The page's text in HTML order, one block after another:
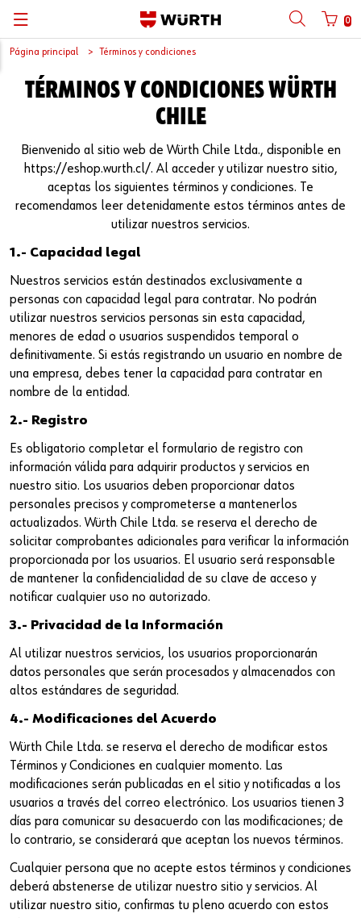
0
Página principal Términos y condiciones
TÉRMINOS Y CONDICIONES WÜRTH
CHILE
Bienvenido al sitio web de Würth Chile Ltda., disponible en
https://eshop.wurth.cl/. Al acceder y utilizar nuestro sitio,
aceptas los siguientes términos y condiciones. Te
recomendamos leer detenidamente estos términos antes de
utilizar nuestros servicios.
1.- Capacidad legal
Nuestros servicios están destinados exclusivamente a
personas con capacidad legal para contratar. No podrán
utilizar nuestros servicios personas sin esta capacidad,
menores de edad o usuarios suspendidos temporal o
definitivamente. Si estás registrando un usuario en nombre de
una empresa, debes tener la capacidad para contratar en
nombre de la entidad.
2.- Registro
Es obligatorio completar el formulario de registro con
información válida para adquirir productos y servicios en
nuestro sitio. Los usuarios deben proporcionar datos
personales precisos y comprometerse a mantenerlos
actualizados. Würth Chile Ltda. se reserva el derecho de
solicitar comprobantes adicionales para verificar la información
proporcionada por los usuarios. El usuario será responsable
de mantener la confidencialidad de su clave de acceso y
notificar cualquier uso no autorizado.
3.- Privacidad de la Información
Al utilizar nuestros servicios, los usuarios proporcionarán
datos personales que serán procesados y almacenados con
altos estándares de seguridad.
4.- Modificaciones del Acuerdo
Würth Chile Ltda. se reserva el derecho de modificar estos
Términos y Condiciones en cualquier momento. Las
modificaciones serán publicadas en el sitio y notificadas a los
usuarios a través del correo electrónico. Los usuarios tienen 3
días para comunicar su desacuerdo con las modificaciones; de
lo contrario, se considerará que aceptan los nuevos términos.
Cualquier persona que no acepte estos términos y condiciones
deberá abstenerse de utilizar nuestro sitio y servicios. Al
utilizar nuestro sitio, confirmas tu pleno acuerdo con estos